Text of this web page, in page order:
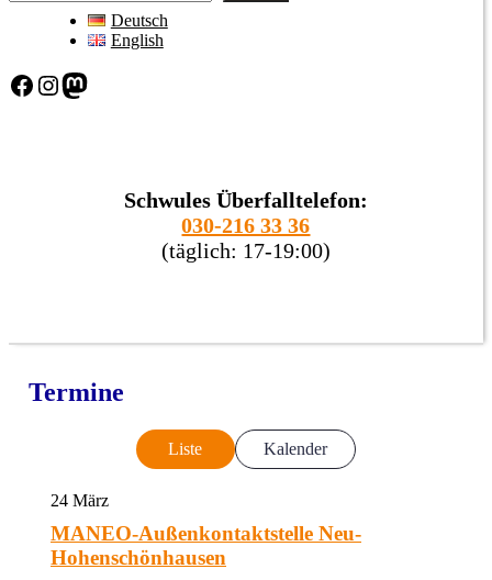
Deutsch
English
Facebook Instagram Mastodon
Schwules Überfalltelefon:
030-216 33 36
(täglich: 17-19:00)
Termine
Liste Kalender
24 März
MANEO-Außenkontaktstelle Neu-
Hohenschönhausen